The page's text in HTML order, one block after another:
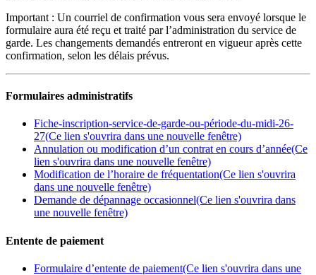
Important : Un courriel de confirmation vous sera envoyé lorsque le
formulaire aura été reçu et traité par l’administration du service de
garde. Les changements demandés entreront en vigueur après cette
confirmation, selon les délais prévus.
Formulaires administratifs
Fiche-inscription-service-de-garde-ou-période-du-midi-26-
27(Ce lien s'ouvrira dans une nouvelle fenêtre)
Annulation ou modification d’un contrat en cours d’année(Ce
lien s'ouvrira dans une nouvelle fenêtre)
Modification de l’horaire de fréquentation(Ce lien s'ouvrira
dans une nouvelle fenêtre)
Demande de dépannage occasionnel(Ce lien s'ouvrira dans
une nouvelle fenêtre)
Entente de paiement
Formulaire d’entente de paiement(Ce lien s'ouvrira dans une